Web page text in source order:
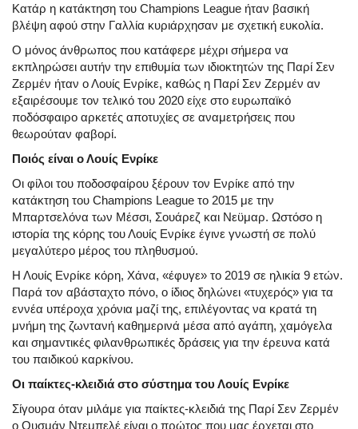
Κατάρ η κατάκτηση του Champions League ήταν βασική
βλέψη αφού στην Γαλλία κυριάρχησαν με σχετική ευκολία.
Ο μόνος άνθρωπος που κατάφερε μέχρι σήμερα να
εκπληρώσει αυτήν την επιθυμία των ιδιοκτητών της Παρί Σεν
Ζερμέν ήταν ο Λουίς Ενρίκε, καθώς η Παρί Σεν Ζερμέν αν
εξαιρέσουμε τον τελικό του 2020 είχε στο ευρωπαϊκό
ποδόσφαιρο αρκετές αποτυχίες σε αναμετρήσεις που
θεωρούταν φαβορί.
Ποιός είναι ο Λουίς Ενρίκε
Οι φίλοι του ποδοσφαίρου ξέρουν τον Ενρίκε από την
κατάκτηση του Champions League το 2015 με την
Μπαρτσελόνα των Μέσσι, Σουάρεζ και Νεϋμαρ. Ωστόσο η
ιστορία της κόρης του Λουίς Ενρίκε έγινε γνωστή σε πολύ
μεγαλύτερο μέρος του πληθυσμού.
Η Λουίς Ενρίκε κόρη, Χάνα, «έφυγε» το 2019 σε ηλικία 9 ετών.
Παρά τον αβάσταχτο πόνο, ο ίδιος δηλώνει «τυχερός» για τα
εννέα υπέροχα χρόνια μαζί της, επιλέγοντας να κρατά τη
μνήμη της ζωντανή καθημερινά μέσα από αγάπη, χαμόγελα
και σημαντικές φιλανθρωπικές δράσεις για την έρευνα κατά
του παιδικού καρκίνου.
Οι παίκτες-κλειδιά στο σύστημα του Λουίς Ενρίκε
Σίγουρα όταν μιλάμε για παίκτες-κλειδιά της Παρί Σεν Ζερμέν
ο Ουσμάν Ντεμπελέ είναι ο πρώτος που μας έρχεται στο